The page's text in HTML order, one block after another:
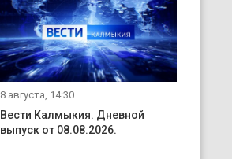
8 августа, 14:30
Вести Калмыкия. Дневной
выпуск от 08.08.2026.